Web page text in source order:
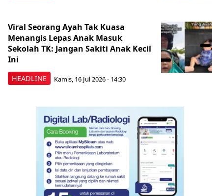
HEADLINE
Viral Seorang Ayah Tak Kuasa
Menangis Lepas Anak Masuk
Sekolah TK: Jangan Sakiti Anak Kecil
Ini
Kamis, 16 Jul 2026 - 14:30